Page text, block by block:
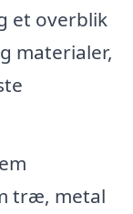
et overblik
materialer,
træ, metal